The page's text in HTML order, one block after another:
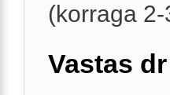
(korraga
Vastas